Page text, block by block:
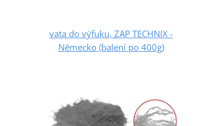
vata do výfuku, ZAP TECHNIX -
Německo (balení po 400g)